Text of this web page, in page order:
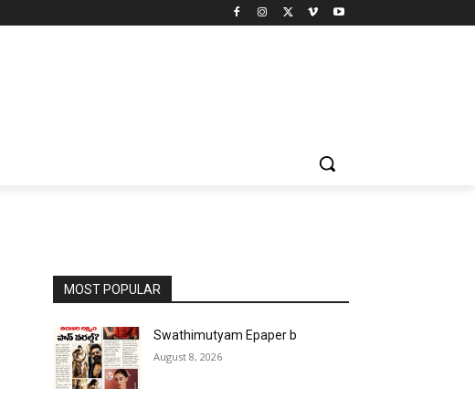
MOST POPULAR
Swathimutyam Epaper b
August 8, 2026